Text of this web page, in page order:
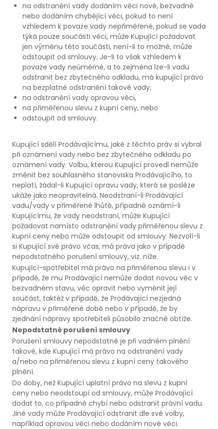
na odstranění vady dodáním věci nové, bezvadné
nebo dodáním chybějící věci, pokud to není
vzhledem k povaze vady nepřiměřené, pokud se vada
týká pouze součásti věci, může Kupující požadovat
jen výměnu této součásti, není-li to možné, může
odstoupit od smlouvy. Je-li to však vzhledem k
povaze vady neúměrné, a to zejména lze-li vadu
odstranit bez zbytečného odkladu, má kupující právo
na bezplatné odstranění takové vady;
na odstranění vady opravou věci,
na přiměřenou slevu z kupní ceny, nebo
odstoupit od smlouvy.
Kupující sdělí Prodávajícímu, jaké z těchto práv si vybral
při oznámení vady nebo bez zbytečného odkladu po
oznámení vady. Volbu, kterou Kupující provedl nemůže
změnit bez souhlasného stanoviska Prodávajícího, to
neplatí, žádal-li Kupující opravu vady, která se posléze
ukáže jako neopravitelná. Neodstraní-li Prodávající
vadu/vady v přiměřené lhůtě, případně oznámí-li
Kupujícímu, že vady neodstraní, může Kupující
požadovat namísto odstranění vady přiměřenou slevu z
kupní ceny nebo může odstoupit od smlouvy. Nezvolí-li
si Kupující své právo včas, má práva jako v případě
nepodstatného porušení smlouvy, viz. níže.
Kupující-spotřebitel má právo na přiměřenou slevu i v
případě, že mu Prodávající nemůže dodat novou věc v
bezvadném stavu, věc opravit nebo vyměnit její
součást, taktéž v případě, že Prodávající nezjedná
nápravu v přiměřené době nebo v případě, že by
zjednání nápravy spotřebiteli působilo značné obtíže.
Nepodstatné porušení smlouvy
Porušení smlouvy nepodstatné je při vadném plnění
takové, kde Kupující má právo na odstranění vady
a/nebo na přiměřenou slevu z kupní ceny takového
plnění.
Do doby, než Kupující uplatní právo na slevu z kupní
ceny nebo neodstoupí od smlouvy, může Prodávající
dodat to, co případně chybí nebo odstranit právní vadu.
Jiné vady může Prodávající odstranit dle své volby,
například opravou věci nebo dodáním nové věci.